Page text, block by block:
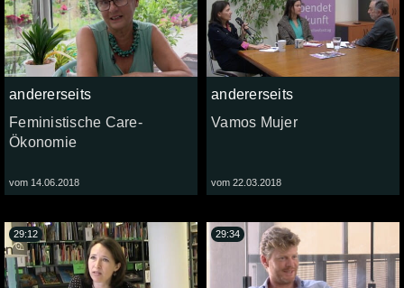
andererseits
Feministische Care-
Ökonomie
vom 14.06.2018
andererseits
Vamos Mujer
vom 22.03.2018
29:12 29:34